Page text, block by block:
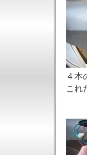
４本
これ